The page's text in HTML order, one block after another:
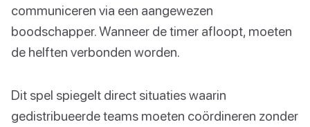
communiceren via een aangewezen
boodschapper. Wanneer de timer afloopt, moeten
de helften verbonden worden.
Dit spel spiegelt direct situaties waarin
gedistribueerde teams moeten coördineren zonder